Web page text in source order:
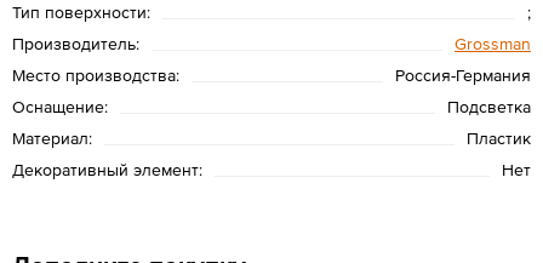
Тип поверхности:
;
Производитель:
Grossman
Место производства:
Россия-Германия
Оснащение:
Подсветка
Материал:
Пластик
Декоративный элемент:
Нет